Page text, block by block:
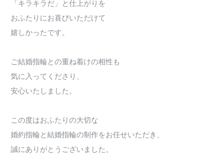
「キラキラだ」と仕上がりを
おふたりにお喜びいただけて
嬉しかったです。
ご結婚指輪との重ね着けの相性も
気に入ってくださり、
安心いたしました。
この度はおふたりの大切な
婚約指輪と結婚指輪の制作をお任せいただき、
誠にありがとうございました。